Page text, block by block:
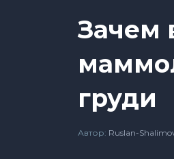
Зачем
груди
Автор: Ruslan-